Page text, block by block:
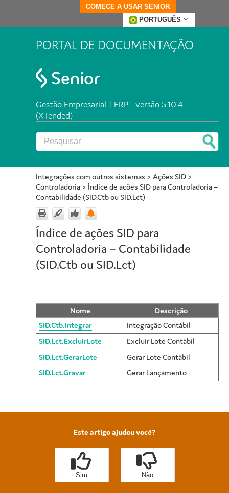
COMECE A USAR SENIOR
PORTUGUÊS
PORTAL DE DOCUMENTAÇÃO
Gestão Empresarial | ERP - versão 5.10.4
(XTended)
Integrações com outros sistemas > Ações SID >
Controladoria > Índice de ações SID para Controladoria –
Contabilidade (SID.Ctb ou SID.Lct)
Índice de ações SID para
Controladoria – Contabilidade
(SID.Ctb ou SID.Lct)
Nome
Descrição
SID.Ctb.Integrar
Integração Contábil
SID.Lct.ExcluirLote
Excluir Lote Contábil
SID.Lct.GerarLote
Gerar Lote Contábil
SID.Lct.Gravar
Gerar Lançamento
Este artigo ajudou você?
Sim Não